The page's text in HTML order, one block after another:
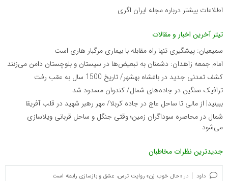
اطلاعات بیشتر درباره مجله ایران اگری
تیتر آخرین اخبار و مقالات
سمیعیان: پیشگیری تنها راه مقابله با بیماری مرگبار هاری است
امام جمعه زاهدان: دشمنان به تبعیض‌ها در سیستان و بلوچستان دامن می‌زنند
کشف تمدنی جدید در باغشاه بهشهر/ تاریخ 1500 سال به عقب رفت
ترافیک سنگین در جاده‌های شمال/ کندوان مسدود شد
ببینید| از مالی تا ساحل عاج در جاده کربلا/ مهر رهبر شهید در قلب آفریقا
شمال در محاصره سوداگران زمین؛ وقتی جنگل و ساحل قربانی ویلاسازی
می‌شود
جدیدترین نظرات مخاطبان
داود در «حال خوب زن» روایت ترس، عشق و بازسازی رابطه است